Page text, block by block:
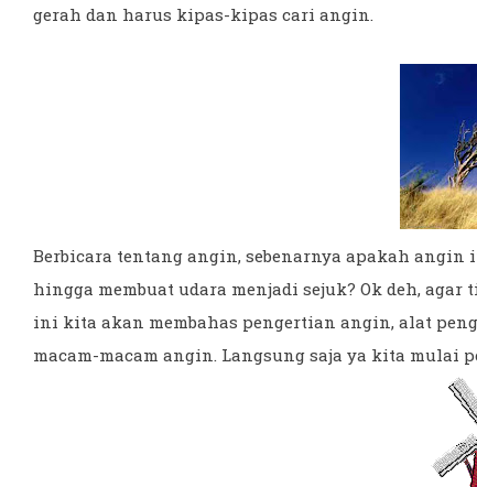
gerah dan harus kipas-kipas cari angin.
Berbicara tentang angin, sebenarnya apakah
hingga membuat udara menjadi sejuk? Ok deh,
ini kita akan membahas pengertian angin, alat
macam-macam angin. Langsung saja ya kita mulai